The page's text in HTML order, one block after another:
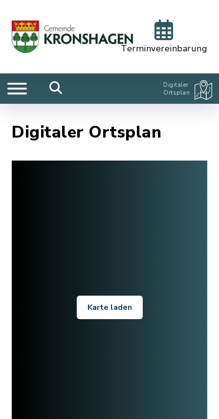
Terminvereinbarung
Digitaler
Ortsplan
Digitaler Ortsplan
Karte laden